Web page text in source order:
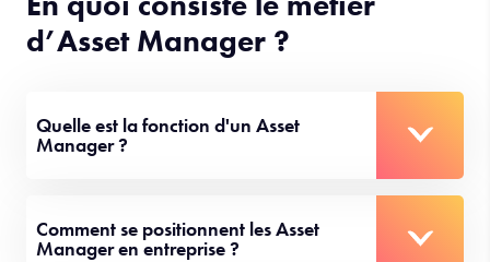
d’Asset Manager ?
Quelle est la fonction d'un Asset
Manager ?
Comment se positionnent les Asset
Manager en entreprise ?